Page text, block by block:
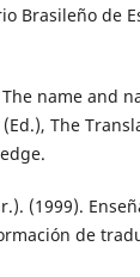
Brasileño de
The name and
The
(1999).
de